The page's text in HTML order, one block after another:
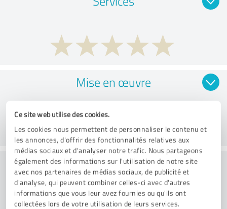
Ce site web utilise des cookies.
Les cookies nous permettent de personnaliser le contenu et
les annonces, d'offrir des fonctionnalités relatives aux
médias sociaux et d'analyser notre trafic. Nous partageons
également des informations sur l'utilisation de notre site
avec nos partenaires de médias sociaux, de publicité et
d'analyse, qui peuvent combiner celles-ci avec d'autres
informations que vous leur avez fournies ou qu'ils ont
collectées lors de votre utilisation de leurs services.
Mise en œuvre
Conseil